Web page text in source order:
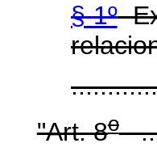
§ 1º
"Art. 8o